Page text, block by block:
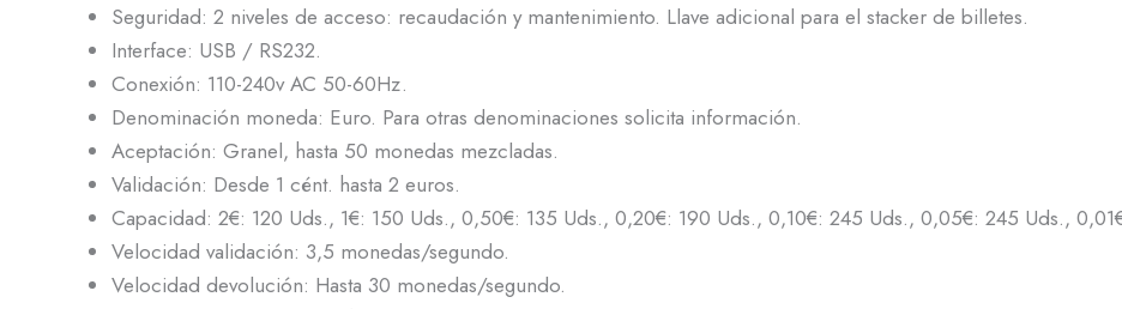
Seguridad: 2 niveles de acceso: recaudación y mantenimiento. Llave adicional para el stacker de billetes.
Interface: USB / RS232.
Conexión: 110-240v AC 50-60Hz.
Denominación moneda: Euro. Para otras denominaciones solicita información.
Aceptación: Granel, hasta 50 monedas mezcladas.
Validación: Desde 1 cént. hasta 2 euros.
Capacidad: 2€: 120 Uds., 1€: 150 Uds., 0,50€: 135 Uds., 0,20€: 190 Uds., 0,10€: 245 Uds., 0,05€: 245 Uds.,
Velocidad validación: 3,5 monedas/segundo.
Velocidad devolución: Hasta 30 monedas/segundo.